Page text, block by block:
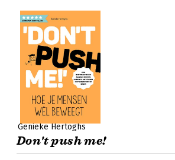
Genieke Hertoghs
Don't push me!